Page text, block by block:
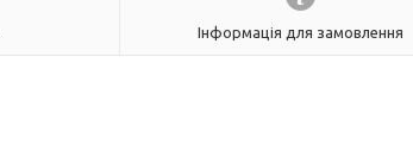
Інформація для замовлення